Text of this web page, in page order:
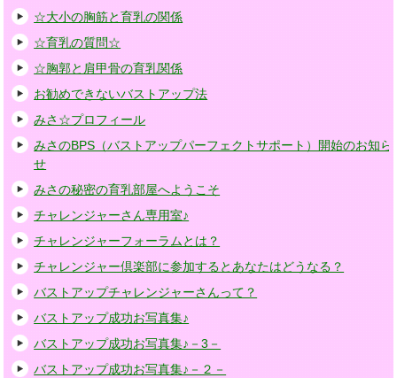
☆大小の胸筋と育乳の関係
☆育乳の質問☆
☆胸郭と肩甲骨の育乳関係
お勧めできないバストアップ法
みさ☆プロフィール
みさのBPS（バストアップパーフェクトサポート）開始のお知ら
せ
みさの秘密の育乳部屋へようこそ
チャレンジャーさん専用室♪
チャレンジャーフォーラムとは？
チャレンジャー倶楽部に参加するとあなたはどうなる？
バストアップチャレンジャーさんって？
バストアップ成功お写真集♪
バストアップ成功お写真集♪－3－
バストアップ成功お写真集♪－２－